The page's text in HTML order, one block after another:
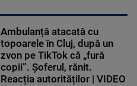
Ambulanță atacată cu
topoarele în Cluj, după un
zvon pe TikTok că „fură
copii”. Șoferul, rănit.
Reacția autorităților | VIDEO